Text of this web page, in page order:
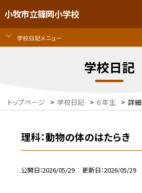
小牧市立篠岡小学校
学校日記メニュー
学校日記
トップページ > 学校日記 > ６年生 > 詳細
理科：動物の体のはたらき
公開日 2026/05/29 更新日 2026/05/29